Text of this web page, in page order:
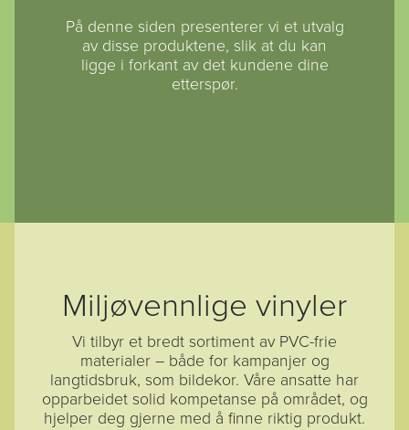
På denne siden presenterer vi et utvalg
av disse produktene, slik at du kan
ligge i forkant av det kundene dine
etterspør.
Miljøvennlige vinyler
Vi tilbyr et bredt sortiment av PVC-frie
materialer – både for kampanjer og
langtidsbruk, som bildekor. Våre ansatte har
opparbeidet solid kompetanse på området, og
hjelper deg gjerne med å finne riktig produkt.